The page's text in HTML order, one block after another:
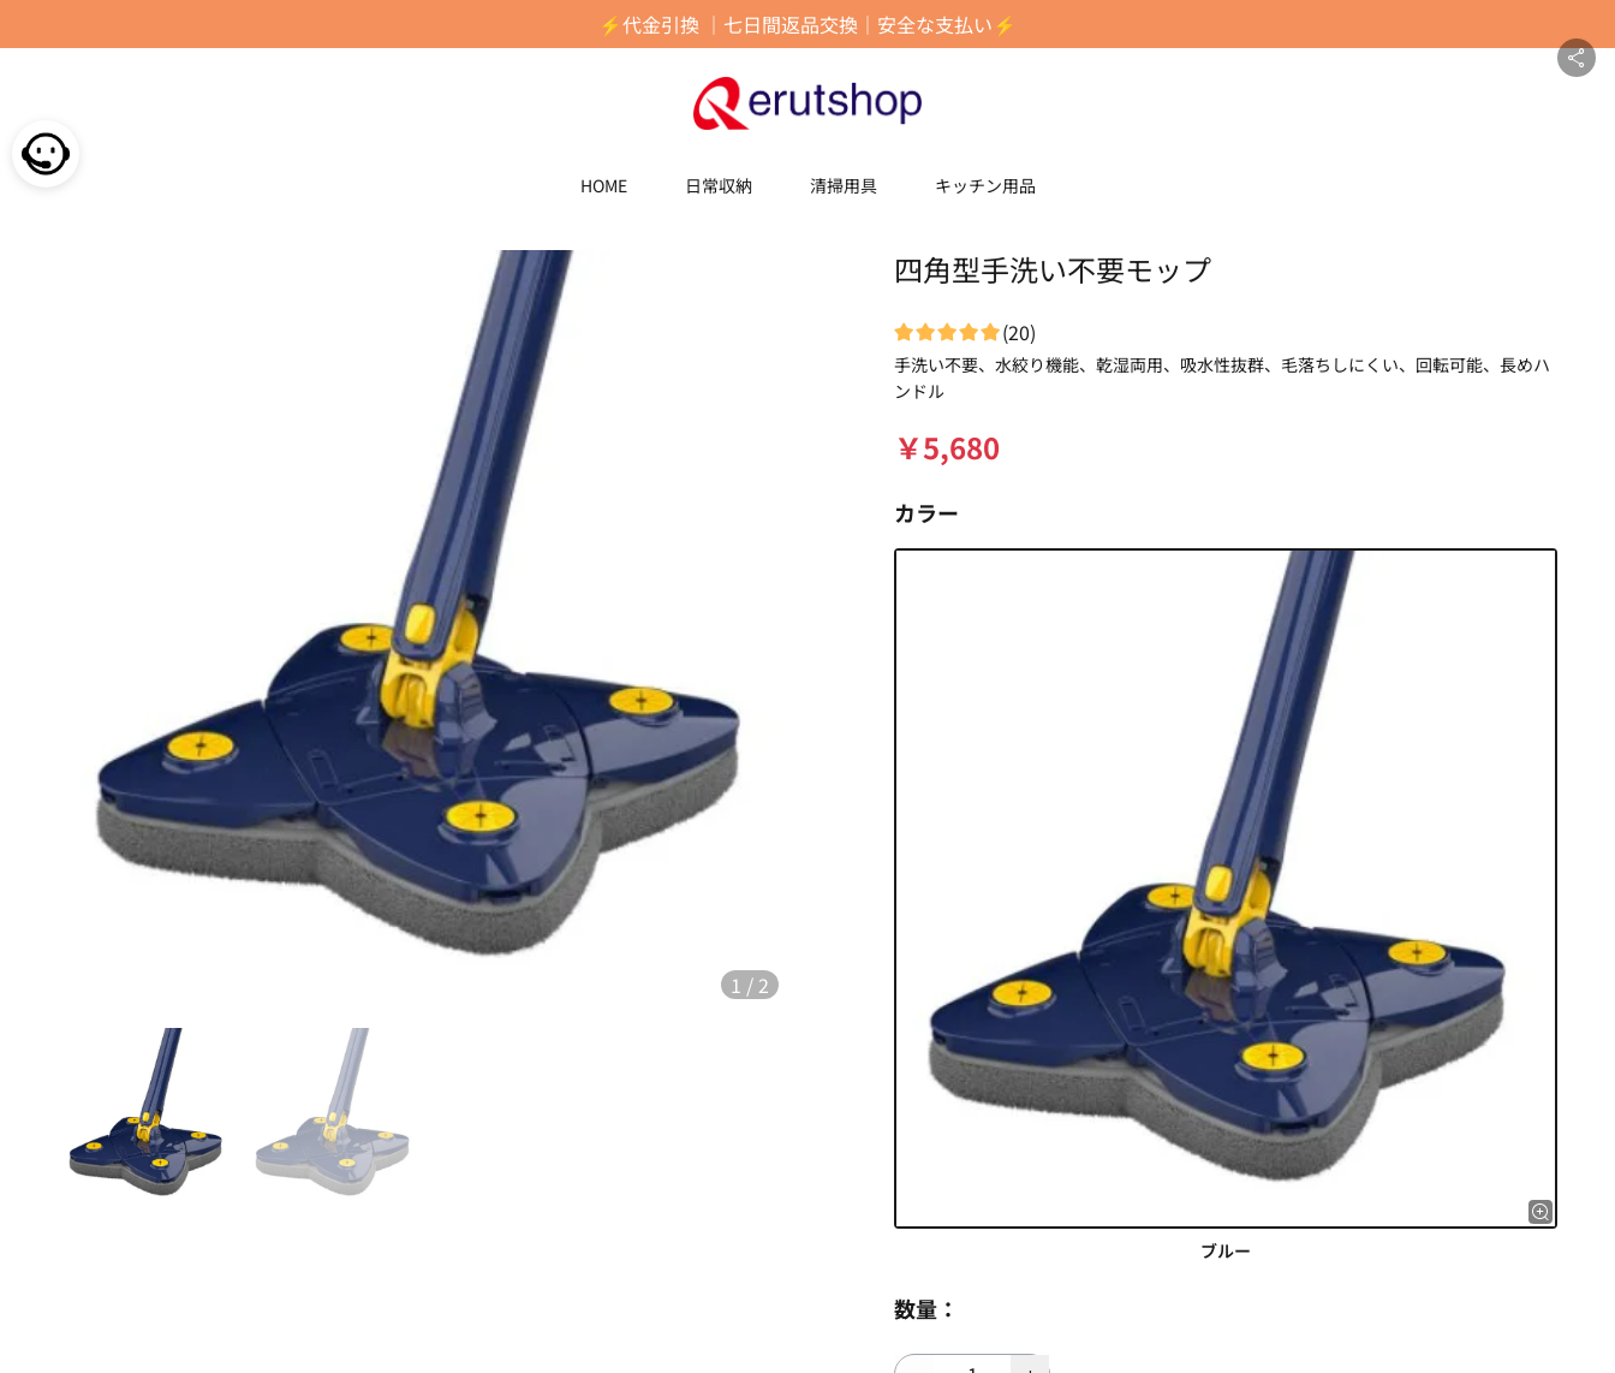
⚡️代金引換 ｜七日間返品交換｜安全な支払い⚡️
HOME 日常収納 清掃用具 キッチン用品
1 / 2
四角型手洗い不要モップ
(20)
手洗い不要、水絞り機能、乾湿両用、吸水性抜群、毛落ちしにくい、回転可能、長めハ
ンドル
￥5,680
カラー
ブルー
数量：